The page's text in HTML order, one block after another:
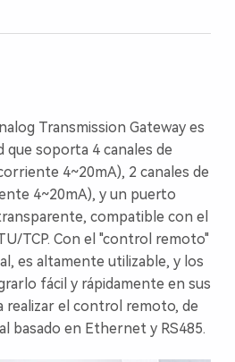
Transmission Gateway es
soporta 4 canales de
4~20mA), 2 canales de
4~20mA), y un puerto
compatible con el
TCP. Con el "control remoto"
es altamente utilizable, y los
fácil y rápidamente en sus
realizar el control remoto, de
basado en Ethernet y RS485.